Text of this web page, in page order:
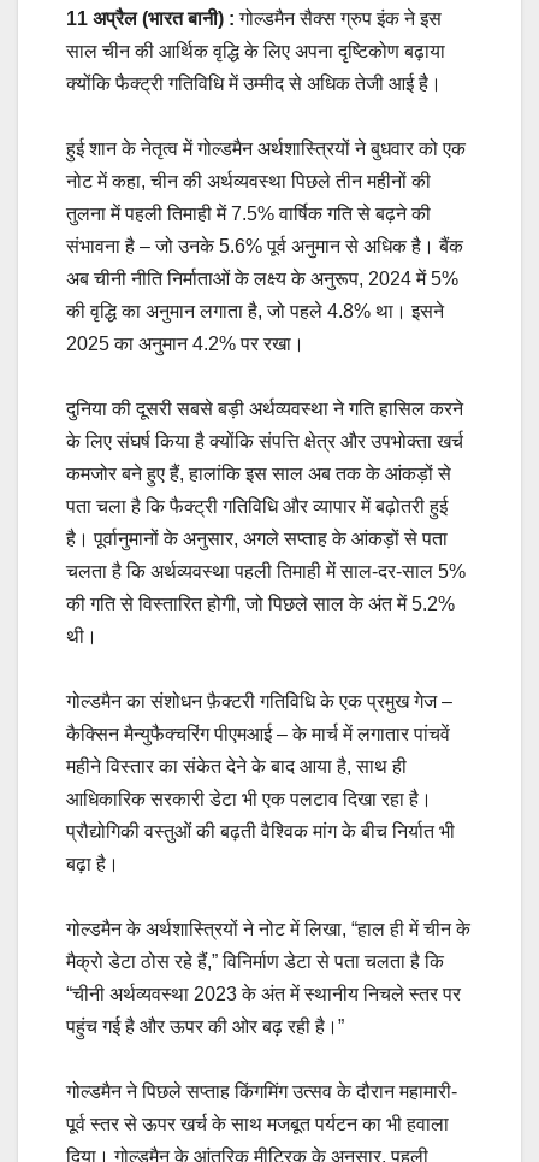
11 अप्रैल (भारत बानी) : गोल्डमैन सैक्स ग्रुप इंक ने इस
साल चीन की आर्थिक वृद्धि के लिए अपना दृष्टिकोण बढ़ाया
क्योंकि फैक्ट्री गतिविधि में उम्मीद से अधिक तेजी आई है।
हुई शान के नेतृत्व में गोल्डमैन अर्थशास्त्रियों ने बुधवार को एक
नोट में कहा, चीन की अर्थव्यवस्था पिछले तीन महीनों की
तुलना में पहली तिमाही में 7.5% वार्षिक गति से बढ़ने की
संभावना है – जो उनके 5.6% पूर्व अनुमान से अधिक है। बैंक
अब चीनी नीति निर्माताओं के लक्ष्य के अनुरूप, 2024 में 5%
की वृद्धि का अनुमान लगाता है, जो पहले 4.8% था। इसने
2025 का अनुमान 4.2% पर रखा।
दुनिया की दूसरी सबसे बड़ी अर्थव्यवस्था ने गति हासिल करने
के लिए संघर्ष किया है क्योंकि संपत्ति क्षेत्र और उपभोक्ता खर्च
कमजोर बने हुए हैं, हालांकि इस साल अब तक के आंकड़ों से
पता चला है कि फैक्ट्री गतिविधि और व्यापार में बढ़ोतरी हुई
है। पूर्वानुमानों के अनुसार, अगले सप्ताह के आंकड़ों से पता
चलता है कि अर्थव्यवस्था पहली तिमाही में साल-दर-साल 5%
की गति से विस्तारित होगी, जो पिछले साल के अंत में 5.2%
थी।
गोल्डमैन का संशोधन फ़ैक्टरी गतिविधि के एक प्रमुख गेज –
कैक्सिन मैन्युफैक्चरिंग पीएमआई – के मार्च में लगातार पांचवें
महीने विस्तार का संकेत देने के बाद आया है, साथ ही
आधिकारिक सरकारी डेटा भी एक पलटाव दिखा रहा है।
प्रौद्योगिकी वस्तुओं की बढ़ती वैश्विक मांग के बीच निर्यात भी
बढ़ा है।
गोल्डमैन के अर्थशास्त्रियों ने नोट में लिखा, “हाल ही में चीन के
मैक्रो डेटा ठोस रहे हैं,” विनिर्माण डेटा से पता चलता है कि
“चीनी अर्थव्यवस्था 2023 के अंत में स्थानीय निचले स्तर पर
पहुंच गई है और ऊपर की ओर बढ़ रही है।”
गोल्डमैन ने पिछले सप्ताह किंगमिंग उत्सव के दौरान महामारी-
पूर्व स्तर से ऊपर खर्च के साथ मजबूत पर्यटन का भी हवाला
दिया। गोल्डमैन के आंतरिक मीट्रिक के अनुसार, पहली